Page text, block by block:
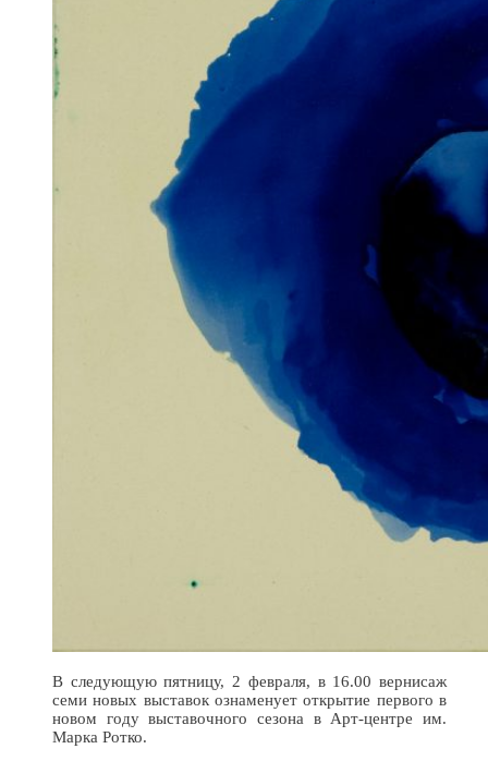
В следующую пятницу, 2 февраля, в 16.00 вернисаж
семи новых выставок ознаменует открытие первого в
новом году выставочного сезона в Арт-центре им.
Марка Ротко.